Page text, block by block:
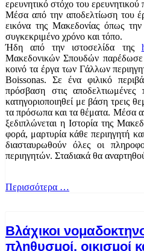
ερευνητικό στόχο του
Μέσα από την αποδελτίωση του
εικόνα της Μακεδονίας όπως
συγκεκριμένο χρόνο και τόπο.
Ήδη από την ιστοσελίδα της
Μακεδονικών Σπουδών παρέδωσε
κοινό τα έργα των Γάλλων
Boissonas. Σε ένα φιλικό
πρόσβαση στις αποδελτιωμένες
κατηγοριοποιηθεί με βάση τρεις
τα πρόσωπα και τα θέματα. Μέσα
ξεδιπλώνεται η Ιστορία της
φορά, μαρτυρία κάθε περιηγητή
διασταυρωθούν όλες οι
περιηγητών. Σταδιακά θα
Περισσότερα …
Βλάχικοι
πληθυσμοί, οικισμοί